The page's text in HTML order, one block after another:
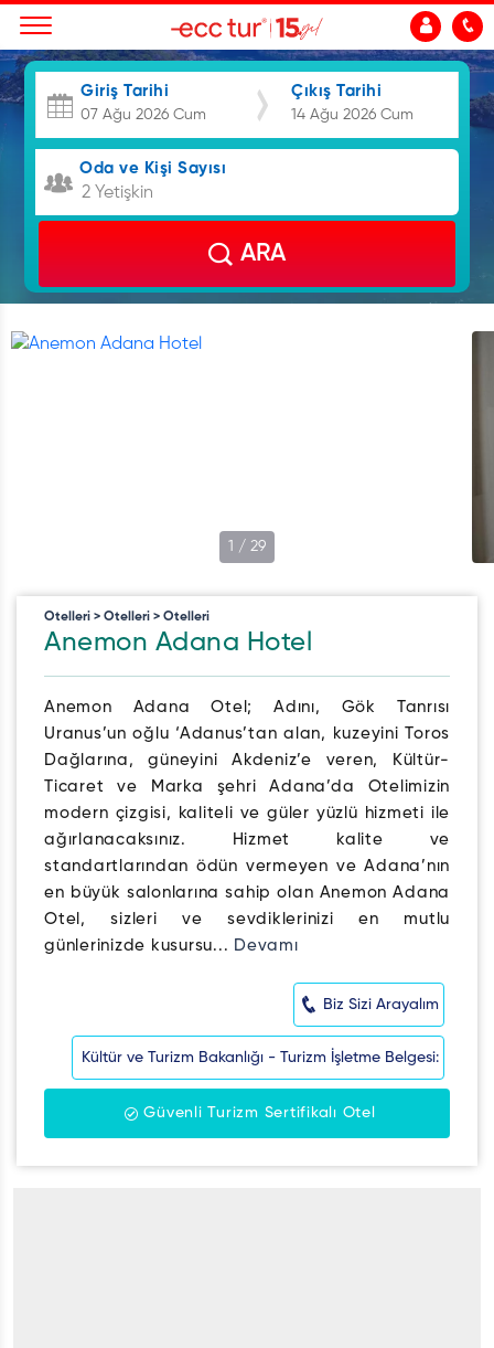
Giriş Tarihi Çıkış Tarihi
Oda ve Kişi Sayısı
2 Yetişkin
ARA
1 / 29
Otelleri > Otelleri > Otelleri
Anemon Adana Hotel
Anemon Adana Otel; Adını, Gök Tanrısı
Uranus’un oğlu ‘Adanus’tan alan, kuzeyini Toros
Dağlarına, güneyini Akdeniz’e veren, Kültür-
Ticaret ve Marka şehri Adana’da Otelimizin
modern çizgisi, kaliteli ve güler yüzlü hizmeti ile
ağırlanacaksınız. Hizmet kalite ve
standartlarından ödün vermeyen ve Adana’nın
en büyük salonlarına sahip olan Anemon Adana
Otel, sizleri ve sevdiklerinizi en mutlu
günlerinizde kusursu... Devamı
Biz Sizi Arayalım
Kültür ve Turizm Bakanlığı - Turizm İşletme Belgesi:
Güvenli Turizm Sertifikalı Otel